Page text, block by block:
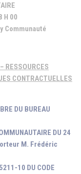
H 00
Communauté
RESSOURCES
CONTRACTUELLES
DU BUREAU
DU 24
M. Frédéric
10 DU CODE